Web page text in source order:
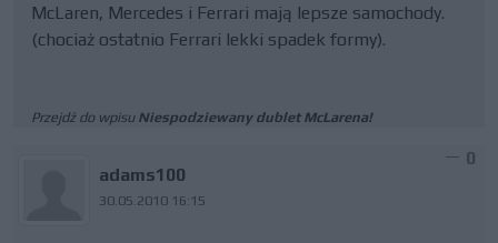
McLaren, Mercedes i Ferrari mają lepsze samochody.
(chociaż ostatnio Ferrari lekki spadek formy).
Przejdź do wpisu Niespodziewany dublet McLarena!
adams100
30.05.2010 16:15
0